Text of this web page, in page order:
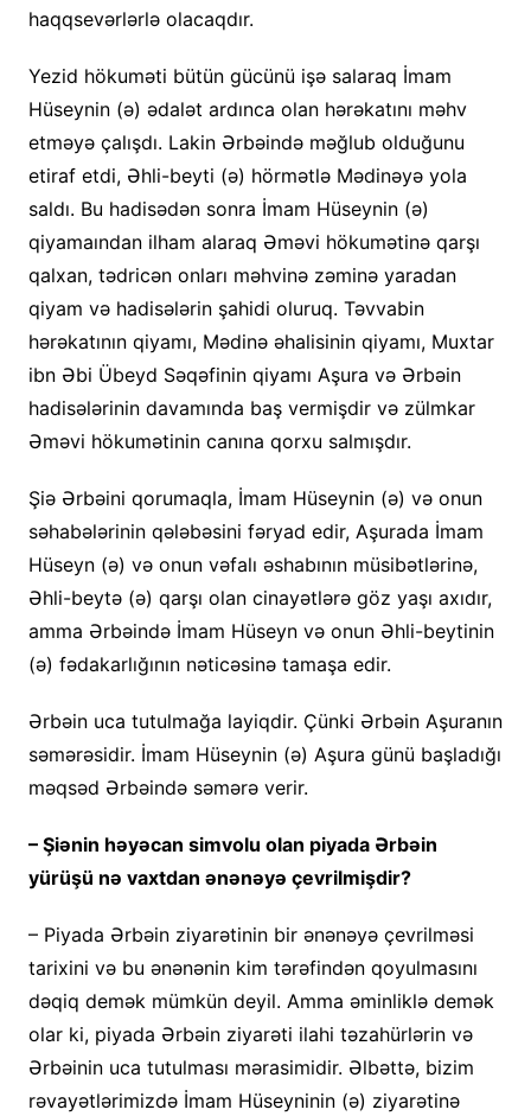
haqqsevərlərlə olacaqdır.
Yezid hökuməti bütün gücünü işə salaraq İmam
Hüseynin (ə) ədalət ardınca olan hərəkatını məhv
etməyə çalışdı. Lakin Ərbəində məğlub olduğunu
etiraf etdi, Əhli-beyti (ə) hörmətlə Mədinəyə yola
saldı. Bu hadisədən sonra İmam Hüseynin (ə)
qiyamaından ilham alaraq Əməvi hökumətinə qarşı
qalxan, tədricən onları məhvinə zəminə yaradan
qiyam və hadisələrin şahidi oluruq. Təvvabin
hərəkatının qiyamı, Mədinə əhalisinin qiyamı, Muxtar
ibn Əbi Übeyd Səqəfinin qiyamı Aşura və Ərbəin
hadisələrinin davamında baş vermişdir və zülmkar
Əməvi hökumətinin canına qorxu salmışdır.
Şiə Ərbəini qorumaqla, İmam Hüseynin (ə) və onun
səhabələrinin qələbəsini fəryad edir, Aşurada İmam
Hüseyn (ə) və onun vəfalı əshabının müsibətlərinə,
Əhli-beytə (ə) qarşı olan cinayətlərə göz yaşı axıdır,
amma Ərbəində İmam Hüseyn və onun Əhli-beytinin
(ə) fədakarlığının nəticəsinə tamaşa edir.
Ərbəin uca tutulmağa layiqdir. Çünki Ərbəin Aşuranın
səmərəsidir. İmam Hüseynin (ə) Aşura günü başladığı
məqsəd Ərbəində səmərə verir.
– Şiənin həyəcan simvolu olan piyada Ərbəin
yürüşü nə vaxtdan ənənəyə çevrilmişdir?
– Piyada Ərbəin ziyarətinin bir ənənəyə çevrilməsi
tarixini və bu ənənənin kim tərəfindən qoyulmasını
dəqiq demək mümkün deyil. Amma əminliklə demək
olar ki, piyada Ərbəin ziyarəti ilahi təzahürlərin və
Ərbəinin uca tutulması mərasimidir. Əlbəttə, bizim
rəvayətlərimizdə İmam Hüseyninin (ə) ziyarətinə